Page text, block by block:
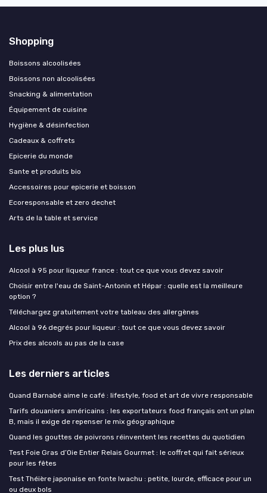
Shopping
Boissons alcoolisées
Boissons non alcoolisées
Snacking & alimentation
Équipement de cuisine
Hygiène & désinfection
Cadeaux & coffrets
Epicerie du monde
Sante et produits bio
Accessoires pour epicerie et boisson
Ecoresponsable et zero dechet
Arts de la table et service
Les plus lus
Alcool à 95 pour liqueur france : tout ce que vous devez savoir
Choisir entre l'eau de Saint-Antonin et Hépar : quelle est la meilleure
option ?
Téléchargez gratuitement votre tableau des allergènes
Alcool à 96 degrés pour liqueur : tout ce que vous devez savoir
Prix des alcools au pas de la case
Les derniers articles
Quand Barnabé aime le café : lifestyle, food et art de vivre responsable
Tarifs douaniers américains : les exportateurs food français ont un plan
B, mais il exige de repenser le mix géographique
Quand les gouttes de poivrons réinventent les recettes du quotidien
Test Foie Gras d’Oie Entier Relais Gourmet : le coffret qui fait sérieux
pour les fêtes
Test Théière japonaise en fonte Iwachu : petite, lourde, efficace pour un
ou deux bols